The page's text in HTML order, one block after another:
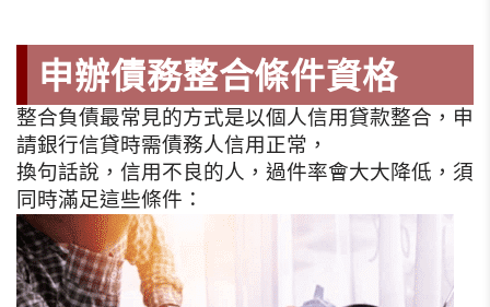
申辦債務整合條件資格
整合負債最常見的方式是以個人信用貸款整合，申
請銀行信貸時需債務人信用正常，
換句話說，信用不良的人，過件率會大大降低，須
同時滿足這些條件：